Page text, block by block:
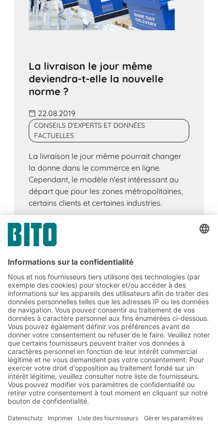
La livraison le jour même
deviendra-t-elle la nouvelle
norme ?
22.08.2019
CONSEILS D'EXPERTS ET DONNÉES
FACTUELLES
La livraison le jour même pourrait changer
la donne dans le commerce en ligne.
Cependant, le modèle n'est intéressant au
départ que pour les zones métropolitaines,
certains clients et certaines industries.
Abonnez-vous à la lettre
d'information de BITO :
Actualités de l'entrepôt et de
la logistique
Réductions exclusives
Innovations
S'inscrire à la newsletter